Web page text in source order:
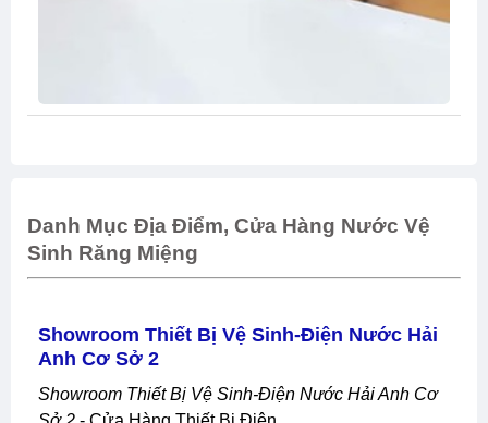
Danh Mục Địa Điểm, Cửa Hàng Nước Vệ
Sinh Răng Miệng
Showroom Thiết Bị Vệ Sinh-Điện Nước Hải
Anh Cơ Sở 2
Showroom Thiết Bị Vệ Sinh-Điện Nước Hải Anh Cơ